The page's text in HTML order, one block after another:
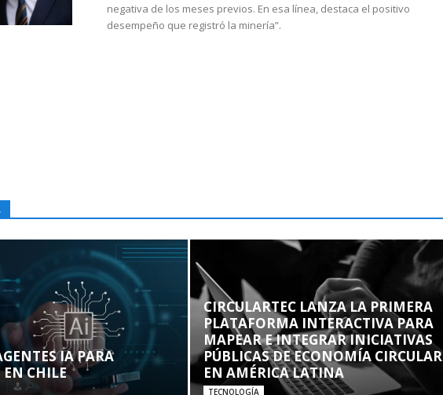
negativa de los meses previos. En esa línea, destaca el positivo
desempeño que registró la minería”.
IA PARA
EN CHILE
CIRCULARTEC LANZA LA PRIMERA
PLATAFORMA INTERACTIVA PARA
MAPEAR E INTEGRAR INICIATIVAS
PÚBLICAS DE ECONOMÍA CIRCULAR
EN AMÉRICA LATINA
TECNOLOGÍA